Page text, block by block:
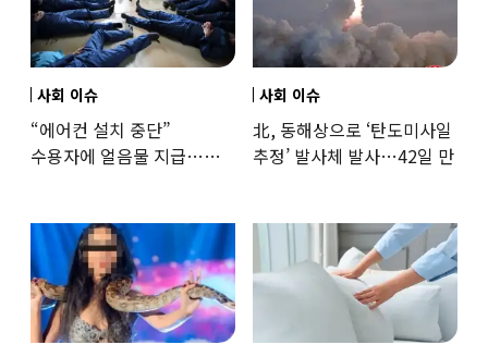
사회 이슈
“에어컨 설치 중단”
수용자에 얼음물 지급…
사회 이슈
北, 동해상으로 ‘탄도미사일
추정’ 발사체 발사…42일 만